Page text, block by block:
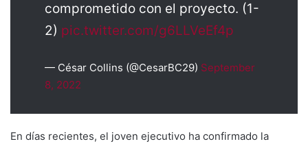
comprometido con el proyecto. (1-
2) pic.twitter.com/g6LLVeEf4p
— César Collins (@CesarBC29) September
8, 2022
En días recientes, el joven ejecutivo ha confirmado la